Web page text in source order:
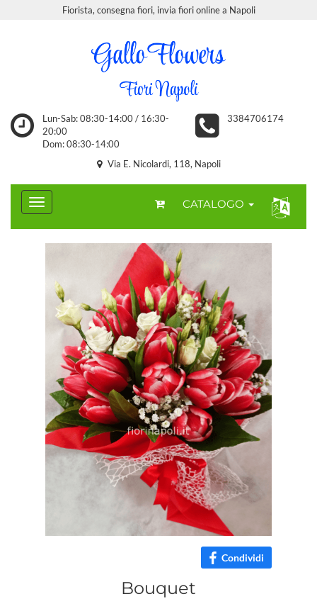
Fiorista, consegna fiori, invia fiori online a Napoli
Lun-Sab: 08:30-14:00 / 16:30-
20:00
Dom: 08:30-14:00
3384706174
Via E. Nicolardi, 118, Napoli
CATALOGO
Condividi
Bouquet